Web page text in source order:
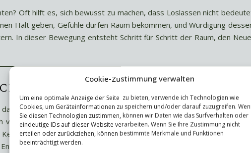
Cookie-Zustimmung verwalten
Um eine optimale Anzeige der Seite zu bieten, verwende ich Technologien wie
Cookies, um Geräteinformationen zu speichern und/oder darauf zuzugreifen.
Sie diesen Technologien zustimmen, können wir Daten wie das Surfverhalten oder
eindeutige IDs auf dieser Website verarbeiten. Wenn Sie Ihre Zustimmung nicht
erteilen oder zurückziehen, können bestimmte Merkmale und Funktionen
beeinträchtigt werden.
Oft hilft es, sich bewusst zu machen, dass Loslassen nicht
Halt geben, Gefühle dürfen Raum bekommen, und Würdigung
In dieser Bewegung entsteht Schritt für Schritt der Raum, den
der Tod
ist der Tod die radikalste Form dieser Erfahrung. Kein
wir seit jeher, Wege zu finden, damit umzugehen. In vielen
auf den Gräbern, gedenken der Verstorbenen, bringen Licht in die
verstanden, sondern als Teil des großen Kreislaufs.